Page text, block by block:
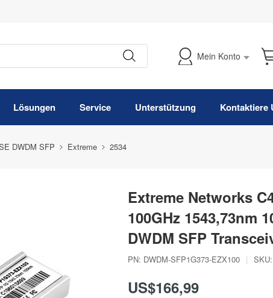
Mein Konto
Lösungen Service Unterstützung Kontaktiere
DWDM SFP Extreme 2534
Extreme Networks
100GHz 1543,73nm
DWDM SFP
PN: DWDM-SFP1G373-EZX100 | SKU:
US$166,99